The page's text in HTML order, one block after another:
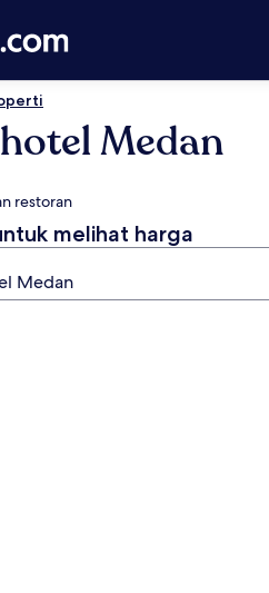
Medan
restoran
melihat harga